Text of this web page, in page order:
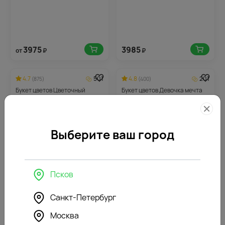
от3975₽ 3985₽
4.7 (875)
501
Букет цветов Цветочный
4.8 (400)
201
Букет цветов Девочка мечта
(463)
Выберите ваш город
Псков
Санкт-Петербург
Москва